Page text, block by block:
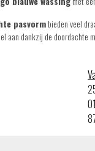
pasvormbieden veel
aan dankzij de